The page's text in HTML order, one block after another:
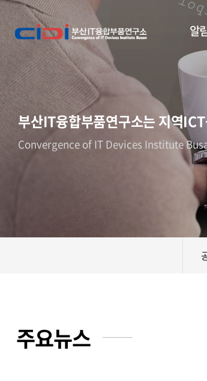
알
부산IT융합부품연구소는 지역
Convergence of IT Devices Institute
주요뉴스